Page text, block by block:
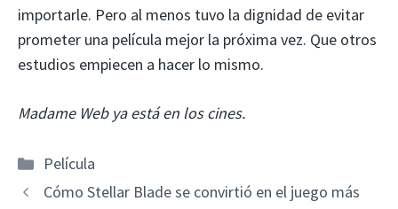
importarle. Pero al menos tuvo la dignidad de evitar
prometer una película mejor la próxima vez. Que otros
estudios empiecen a hacer lo mismo.
Madame Web ya está en los cines.
Categorías
Película
Cómo Stellar Blade se convirtió en el juego más